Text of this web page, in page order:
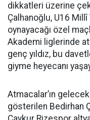
dikkatleri üzerine
Çalhanoğlu, U16 Millî
oynayacağı özel
Akademi liglerinde
genç yıldız, bu
giyme heyecanı
Atmacalar’ın
gösterilen Bedirhan